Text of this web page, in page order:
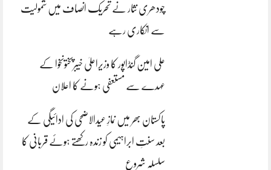
چودھری نثار نے تحریک انصاف میں شمولیت
سے انکاری رہے
علی امین گنڈاپور کا وزیراعلیٰ خیبرپختونخوا کے
عہدے سے مستعفی ہونے کا اعلان
پاکستان بھر میں نمازِ عیدالاضحی کی ادائیگی کے
بعد سنتِ ابراہیمی کو زندہ رکھتے ہوئے قربانی کا
سلسلہ شروع